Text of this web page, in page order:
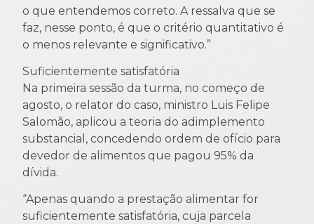
o que entendemos correto. A ressalva que se
faz, nesse ponto, é que o critério quantitativo é
o menos relevante e significativo.”
Suficientemente satisfatória
Na primeira sessão da turma, no começo de
agosto, o relator do caso, ministro Luis Felipe
Salomão, aplicou a teoria do adimplemento
substancial, concedendo ordem de ofício para
devedor de alimentos que pagou 95% da
dívida.
“Apenas quando a prestação alimentar for
suficientemente satisfatória, cuja parcela